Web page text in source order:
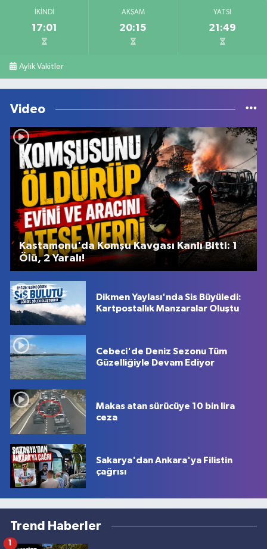
İKINDI
17:01
AKŞAM
20:15
YATSI
21:49
Aylık Vakitler
Video
Kastamonu'da Komşu Kavgası Kanlı Bitti: 1
Ölü, 2 Yaralı!
Dikmen Yaylası'nda Sis Büyüledi:
Kartpostallık Manzaralar Oluştu
Cebeci'de Deniz Sezonu Tüm
Güzelliğiyle Devam Ediyor
Makas atan sürücüye 10 bin lira
ceza
Sakarya'dan Ankara'ya Filistin
çağrısı
Trend Haberler
1